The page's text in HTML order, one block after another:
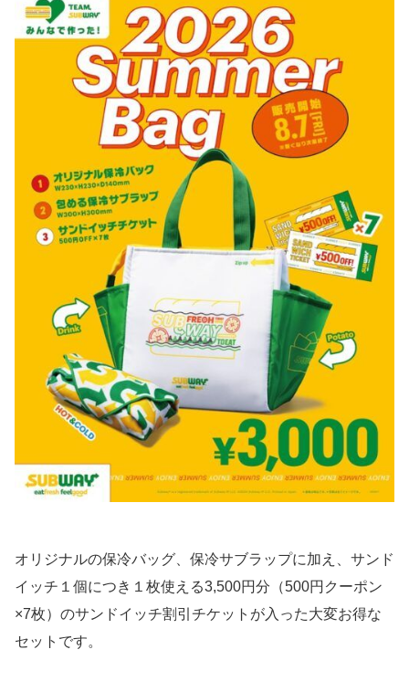
オリジナルの保冷バッグ、保冷サブラップに加え、サンド
イッチ１個につき１枚使える3,500円分（500円クーポン
×7枚）のサンドイッチ割引チケットが入った大変お得な
セットです。